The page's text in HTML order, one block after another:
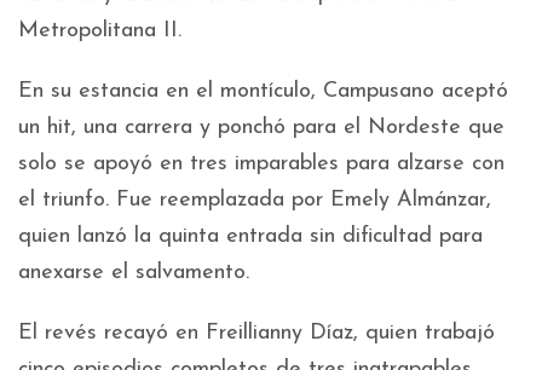
Metropolitana II.
En su estancia en el montículo, Campusano aceptó
un hit, una carrera y ponchó para el Nordeste que
solo se apoyó en tres imparables para alzarse con
el triunfo. Fue reemplazada por Emely Almánzar,
quien lanzó la quinta entrada sin dificultad para
anexarse el salvamento.
El revés recayó en Freillianny Díaz, quien trabajó